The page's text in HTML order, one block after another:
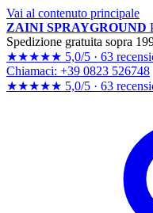
Vai al contenuto principale
ZAINI SPRAYGROUND
Spedizione gratuita sopra
★★★★★ 5,0/5 · 63
Chiamaci: +39 0823 526748
★★★★★ 5,0/5 · 63